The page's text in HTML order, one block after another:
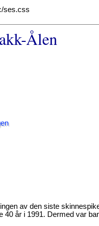
ses.css
Ålen
av den siste
40 år i 1991. Dermed var